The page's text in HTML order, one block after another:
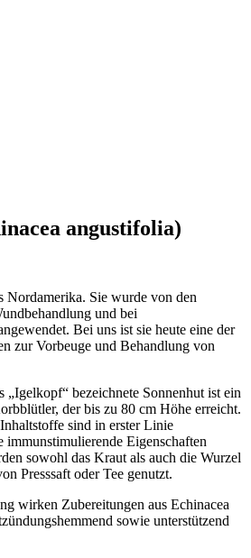
angustifolia)
Nordamerika. Sie wurde von den
und bei
Bei uns ist sie heute eine der
zur Vorbeuge und Behandlung von
„Igelkopf“ bezeichnete Sonnenhut ist ein
der bis zu 80 cm Höhe erreicht.
sind in erster Linie
immunstimulierende Eigenschaften
sowohl das Kraut als auch die Wurzel
Presssaft oder Tee genutzt.
wirken Zubereitungen aus Echinacea
sowie unterstützend